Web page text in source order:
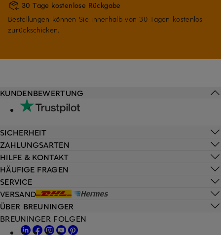
30 Tage kostenlose Rückgabe
Bestellungen können Sie innerhalb von 30 Tagen kostenlos
zurückschicken.
HILFE & KONTAKT
HÄUFIGE FRAGEN
SERVICE
VERSAND
KUNDENBEWERTUNG
SICHERHEIT
ZAHLUNGSARTEN
ÜBER BREUNINGER
BREUNINGER FOLGEN